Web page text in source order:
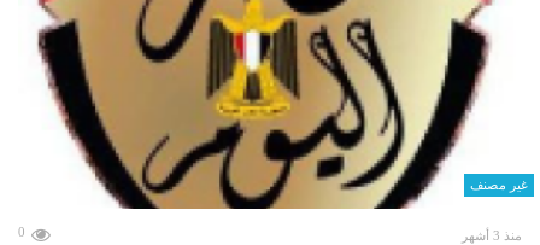
غير مصنف
منذ 3 أشهر 0